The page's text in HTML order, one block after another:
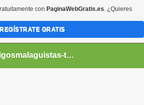
amigosmalaguistas-temporadas
con PaginaWebGratis.es. ¿Quieres
REGÍSTRATE GRATIS